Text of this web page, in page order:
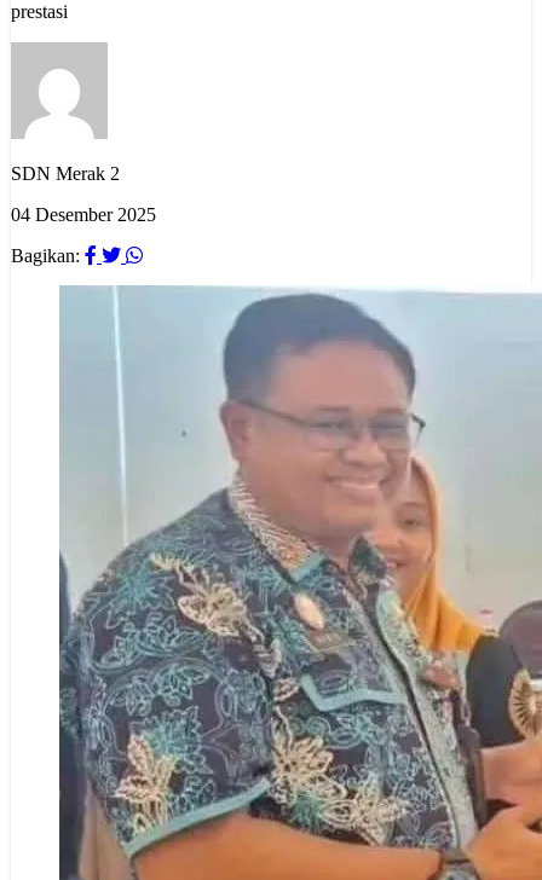
prestasi
SDN Merak 2
04 Desember 2025
Bagikan: